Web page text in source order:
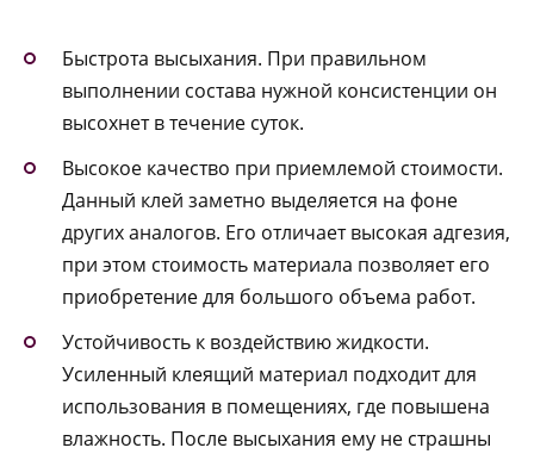
Быстрота высыхания. При правильном
выполнении состава нужной консистенции он
высохнет в течение суток.
Высокое качество при приемлемой стоимости.
Данный клей заметно выделяется на фоне
других аналогов. Его отличает высокая адгезия,
при этом стоимость материала позволяет его
приобретение для большого объема работ.
Устойчивость к воздействию жидкости.
Усиленный клеящий материал подходит для
использования в помещениях, где повышена
влажность. После высыхания ему не страшны